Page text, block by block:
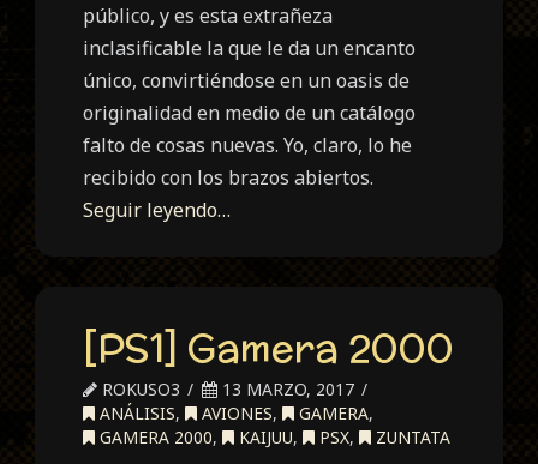
público, y es esta extrañeza
inclasificable la que le da un encanto
único, convirtiéndose en un oasis de
originalidad en medio de un catálogo
falto de cosas nuevas. Yo, claro, lo he
recibido con los brazos abiertos.
Seguir leyendo…
[PS1] Gamera 2000
ROKUSO3
13 MARZO, 2017
ANÁLISIS, AVIONES, GAMERA,
GAMERA 2000, KAIJUU, PSX, ZUNTATA